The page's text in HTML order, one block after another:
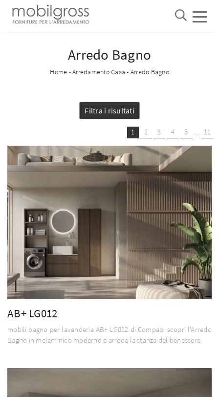
Arredo Bagno
Home -Arredamento Casa - Arredo Bagno
Filtra i risultati
1 2 3 4 5 .... 11
AB+ LG012
mobili bagno per lavanderia AB+ LG012 di Compab: scopri l'Arredo
Bagno in melaminico moderno e arreda la stanza del benessere.